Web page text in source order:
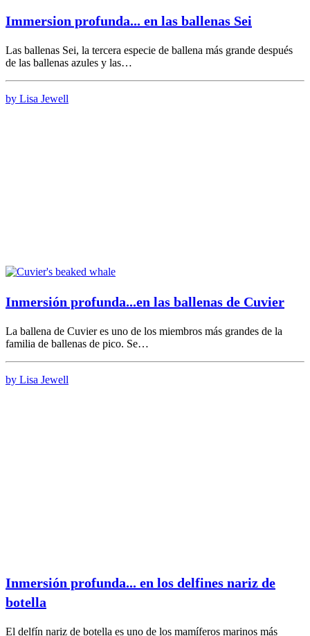
Immersion profunda... en las ballenas Sei
Las ballenas Sei, la tercera especie de ballena más grande después
de las ballenas azules y las…
by Lisa Jewell
Inmersión profunda...en las ballenas de Cuvier
La ballena de Cuvier es uno de los miembros más grandes de la
familia de ballenas de pico. Se…
by Lisa Jewell
Inmersión profunda... en los delfines nariz de
botella
El delfín nariz de botella es uno de los mamíferos marinos más